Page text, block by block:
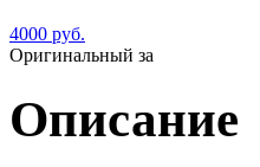
4000 руб.
Оригинальный за
Описание